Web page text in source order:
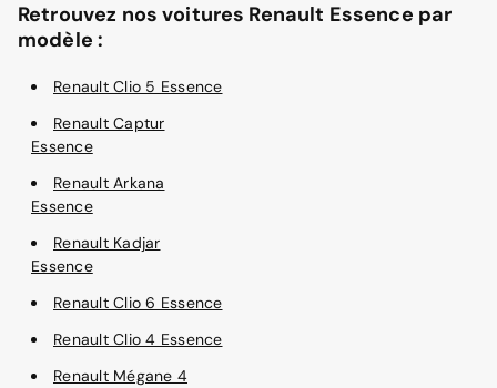
Retrouvez nos voitures Renault Essence par
modèle :
Renault Clio 5 Essence
Renault Captur
Essence
Renault Arkana
Essence
Renault Kadjar
Essence
Renault Clio 6 Essence
Renault Clio 4 Essence
Renault Mégane 4